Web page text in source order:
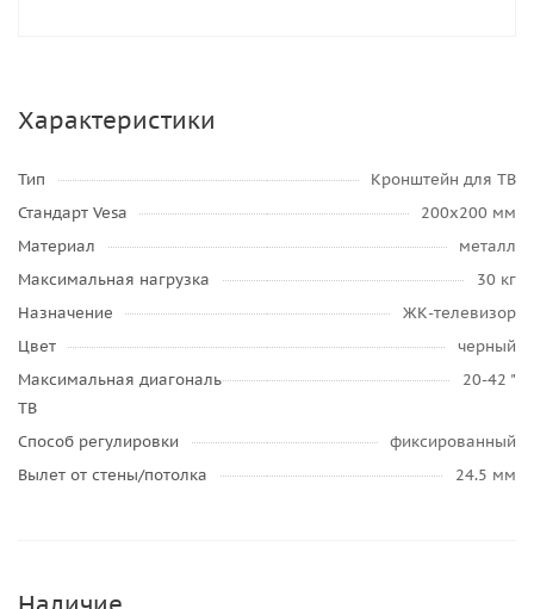
Характеристики
Тип
Кронштейн для ТВ
Стандарт Vesa
200x200 мм
Материал
металл
Максимальная нагрузка
30 кг
Назначение
ЖК-телевизор
Цвет
черный
Максимальная диагональ
ТВ
20-42 "
Способ регулировки
фиксированный
Вылет от стены/потолка
24.5 мм